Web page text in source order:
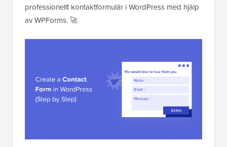
professionellt kontaktformulär i WordPress med hjälp
av WPForms. 🚀